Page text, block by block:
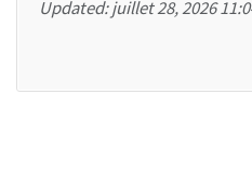
Updated:juillet 28, 2026